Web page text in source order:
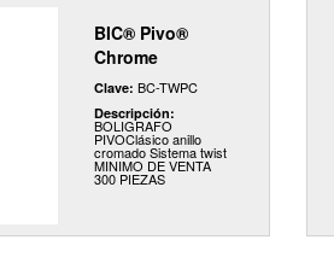
BIC® Pivo®
Chrome
Clave: BC-TWPC
Descripción:
BOLIGRAFO
PIVOClásico anillo
cromado Sistema twist
MINIMO DE VENTA
300 PIEZAS